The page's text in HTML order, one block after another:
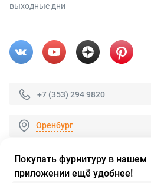
выходные дни
+7 (353) 294 9820
Оренбург
© 2026 «FieraShop.ru»
Покупать фурнитуру в нашем
приложении ещё удобнее!